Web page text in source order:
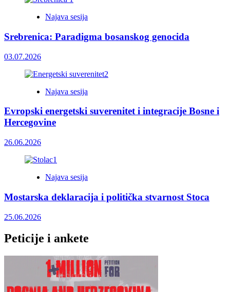
Najava sesija
Srebrenica: Paradigma bosanskog genocida
03.07.2026
Najava sesija
Evropski energetski suverenitet i integracije Bosne i
Hercegovine
26.06.2026
Najava sesija
Mostarska deklaracija i politička stvarnost Stoca
25.06.2026
Peticije i ankete